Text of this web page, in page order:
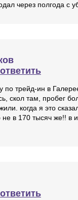
через полгода с
ответить
трейд-ин в
скол там, пробег
когда я это
не в 170 тысяч же!!
ответить